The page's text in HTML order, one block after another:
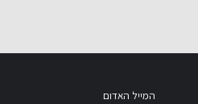
המייל האדום